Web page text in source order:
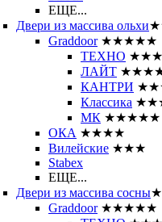
ЕЩЕ...
Двери из массива ольхи
Graddoor ★★★★★
ТЕХНО
ЛАЙТ
КАНТРИ
Классика
МК ★★★★★
ОКА ★★★★
Вилейские ★★★
Stabex
ЕЩЕ...
Двери из массива сосны
Graddoor ★★★★★